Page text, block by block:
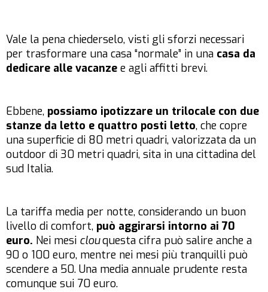
Vale la pena chiederselo, visti gli sforzi necessari
per trasformare una casa “normale” in una casa da
dedicare alle vacanze e agli affitti brevi.
Ebbene, possiamo ipotizzare un trilocale con due
stanze da letto e quattro posti letto, che copre
una superficie di 80 metri quadri, valorizzata da un
outdoor di 30 metri quadri, sita in una cittadina del
sud Italia.
La tariffa media per notte, considerando un buon
livello di comfort, può aggirarsi intorno ai 70
euro. Nei mesi clouquesta cifra può salire anche a
90 o 100 euro, mentre nei mesi più tranquilli può
scendere a 50. Una media annuale prudente resta
comunque sui 70 euro.